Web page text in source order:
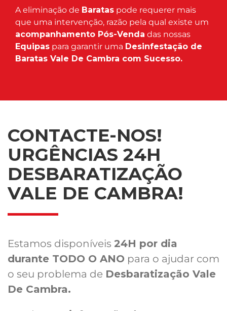
A eliminação de Baratas pode requerer mais
que uma intervenção, razão pela qual existe um
acompanhamento Pós-Venda das nossas
Equipas para garantir uma Desinfestação de
Baratas Vale De Cambra com Sucesso.
CONTACTE-NOS!
URGÊNCIAS 24H
DESBARATIZAÇÃO
VALE DE CAMBRA!
Estamos disponíveis 24H por dia
durante TODO O ANO para o ajudar com
o seu problema de Desbaratização Vale
De Cambra.